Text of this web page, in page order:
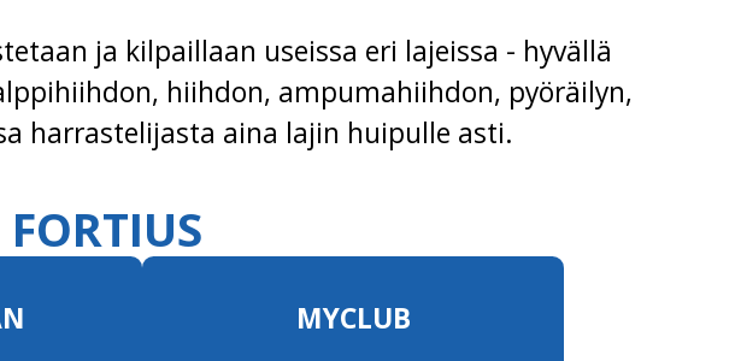
ja kilpaillaan useissa eri lajeissa - hyvällä
hiihdon, ampumahiihdon, pyöräilyn,
harrastelijasta aina lajin huipulle asti.
MYCLUB